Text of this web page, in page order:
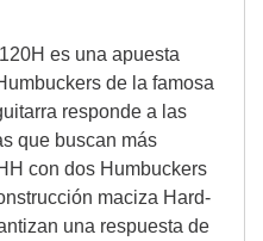
es una apuesta
de la famosa
responde a las
que buscan más
con dos Humbuckers
maciza Hard-
una respuesta de